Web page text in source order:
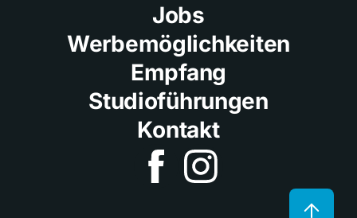
Jobs
Werbemöglichkeiten
Empfang
Studioführungen
Kontakt